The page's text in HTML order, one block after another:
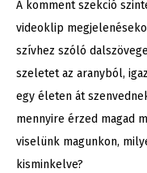
A komment szekció
videoklip
szívhez szóló
szeletet az aranyból,
egy életen át
mennyire érzed magad
viselünk magunkon,
kisminkelve?